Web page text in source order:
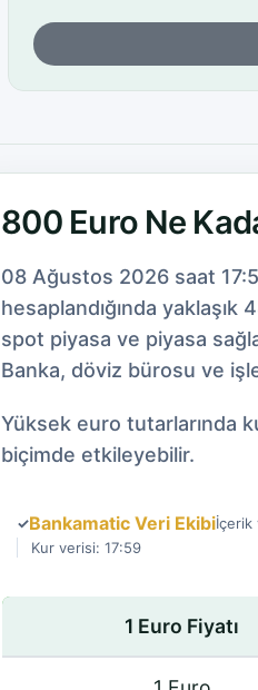
800 Euro Ne
08 Ağustos 2026 saat
hesaplandığında
spot piyasa ve piyasa
Banka, döviz bürosu ve
Yüksek euro tutarlarında
biçimde etkileyebilir.
✓Bankamatic Veri Ekibiİçerik
Kur verisi: 17:59
1 Euro Fiyatı